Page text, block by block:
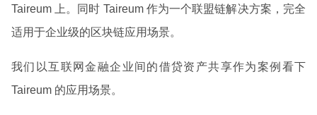
Taireum 上。同时 Taireum 作为一个联盟链解决方案，完全
适用于企业级的区块链应用场景。
我们以互联网金融企业间的借贷资产共享作为案例看下
Taireum 的应用场景。